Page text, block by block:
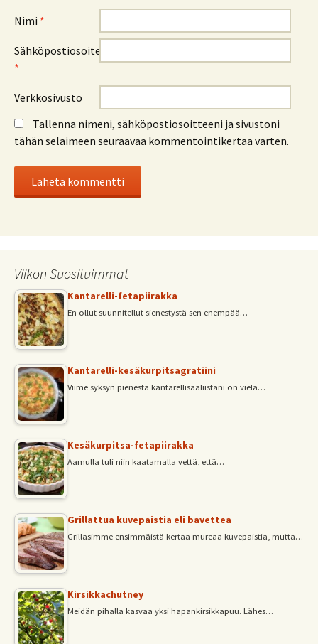
Nimi *
Sähköpostiosoite
*
Verkkosivusto
Tallenna nimeni, sähköpostiosoitteeni ja sivustoni
tähän selaimeen seuraavaa kommentointikertaa varten.
Viikon Suosituimmat
Kantarelli-fetapiirakka
En ollut suunnitellut sienestystä sen enempää…
Kantarelli-kesäkurpitsagratiini
Viime syksyn pienestä kantarellisaaliistani on vielä…
Kesäkurpitsa-fetapiirakka
Aamulla tuli niin kaatamalla vettä, että…
Grillattua kuvepaistia eli bavettea
Grillasimme ensimmäistä kertaa mureaa kuvepaistia, mutta…
Kirsikkachutney
Meidän pihalla kasvaa yksi hapankirsikkapuu. Lähes…